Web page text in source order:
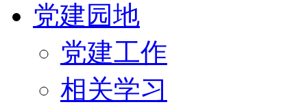
党建园地
党建工作
相关学习